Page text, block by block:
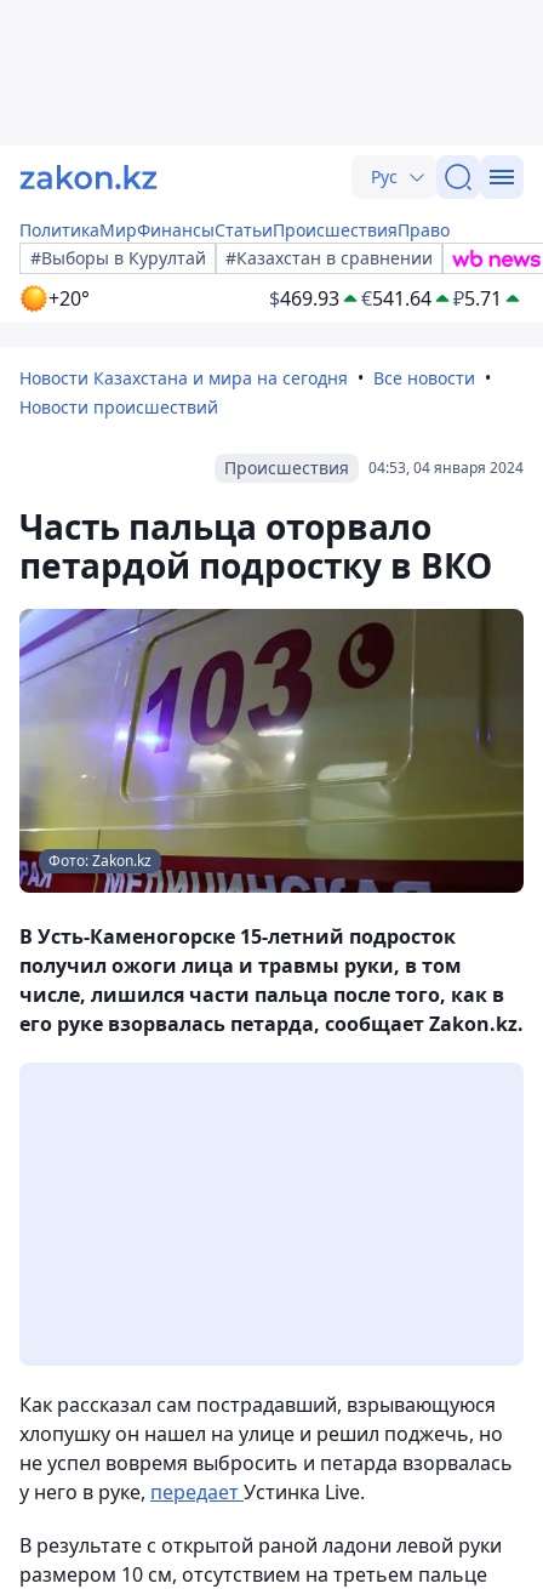
Рус
ПолитикаМирФинансыСтатьиПроисшествияПраво
#Выборы в Курултай
#Казахстан в сравнении
+20° $469.93 €541.64 ₽5.71
Новости Казахстана и мира на сегодня
Все новости
Новости происшествий
04:53, 04 января 2024
Происшествия
Часть пальца оторвало
петардой подростку в ВКО
Фото: Zakon.kz
В Усть-Каменогорске 15-летний подросток
получил ожоги лица и травмы руки, в том
числе, лишился части пальца после того, как в
его руке взорвалась петарда, сообщает Zakon.kz.
Как рассказал сам пострадавший, взрывающуюся
хлопушку он нашел на улице и решил поджечь, но
не успел вовремя выбросить и петарда взорвалась
у него в руке, передаетУстинка Live.
В результате с открытой раной ладони левой руки
размером 10 см, отсутствием на третьем пальце